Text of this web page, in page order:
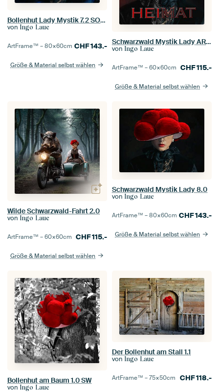
Bollenhut Lady Mystik 7.2 SOFT
von Ingo Laue
ArtFrame™ –80×60cm CHF143.-
Größe & Material selbst wählen
Schwarzwald Mystik Lady ART Heimat
von Ingo Laue
ArtFrame™ –60×60cm CHF115.-
Größe & Material selbst wählen
Wilde Schwarzwald-Fahrt 2.0
von Ingo Laue
ArtFrame™ –60×60cm CHF115.-
Größe & Material selbst wählen
Schwarzwald Mystik Lady 8.0
von Ingo Laue
ArtFrame™ –80×60cm CHF143.-
Größe & Material selbst wählen
Bollenhut am Baum 1.0 SW
von Ingo Laue
Der Bollenhut am Stall 1.1
von Ingo Laue
ArtFrame™ –75×50cm CHF118.-